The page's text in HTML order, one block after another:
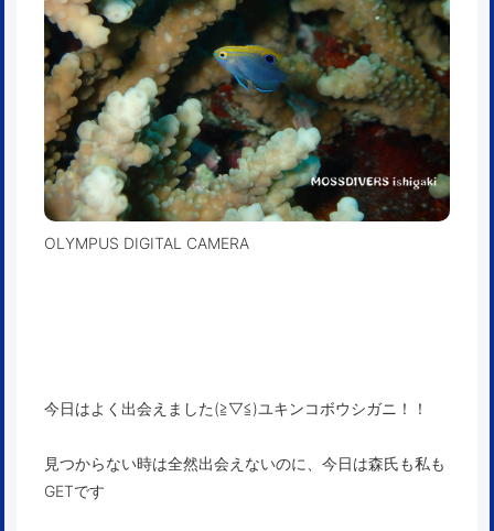
OLYMPUS DIGITAL CAMERA
今日はよく出会えました(≧▽≦)ユキンコボウシガニ！！
見つからない時は全然出会えないのに、今日は森氏も私も
GETです